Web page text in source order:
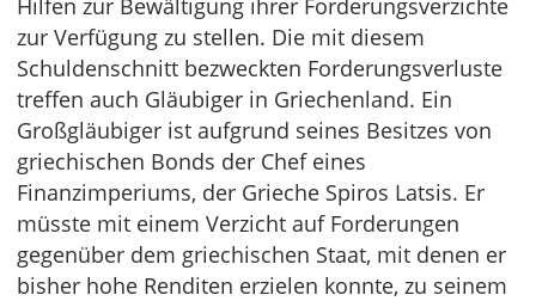
Hilfen zur Bewältigung ihrer Forderungsverzichte
zur Verfügung zu stellen. Die mit diesem
Schuldenschnitt bezweckten Forderungsverluste
treffen auch Gläubiger in Griechenland. Ein
Großgläubiger ist auf­grund seines Besitzes von
griechischen Bonds der Chef eines
Finanzimperiums, der Grieche Spiros Latsis. Er
müsste mit einem Verzicht auf Forderungen
gegenüber dem griechischen Staat, mit denen er
bisher hohe Renditen erzielen konnte, zu seinem